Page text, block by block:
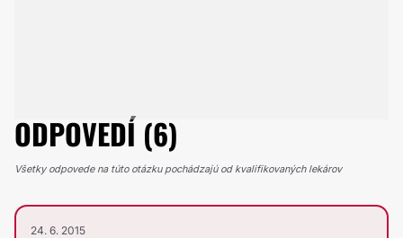
ODPOVEDÍ (6)
Všetky odpovede na túto otázku pochádzajú od kvalifikovaných lekárov
24. 6. 2015